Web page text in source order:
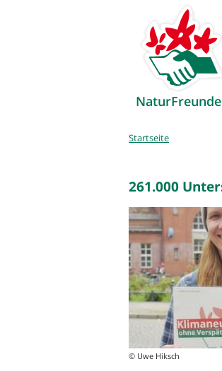
Sie
Startseite
261.000
© Uwe Hiksch